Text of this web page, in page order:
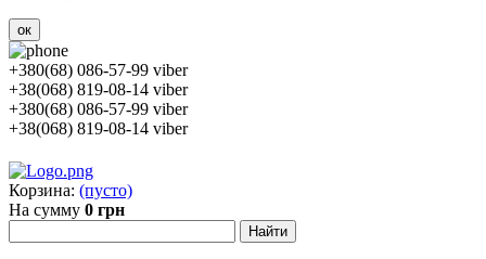
ок
+380(68) 086-57-99 viber
+38(068) 819-08-14 viber
+380(68) 086-57-99 viber
+38(068) 819-08-14 viber
Корзина: (пусто)
На сумму 0 грн